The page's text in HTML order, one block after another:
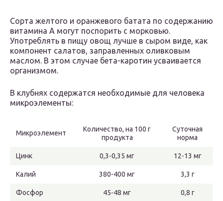
Сорта желтого и оранжевого батата по содержанию
витамина А могут поспорить с морковью.
Употреблять в пищу овощ лучше в сыром виде, как
компонент салатов, заправленных оливковым
маслом. В этом случае бета-каротин усваивается
организмом.
В клубнях содержатся необходимые для человека
микроэлементы:
Микроэлемент
Количество, на 100 г
продукта
Суточная
норма
Цинк 0,3-0,35 мг 12-13 мг
Калий 380-400 мг 3,3 г
Фосфор 45-48 мг 0,8 г